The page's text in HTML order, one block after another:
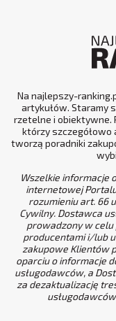
Na najlepszy-
artykułów. Staramy
rzetelne i obiektywne.
którzy szczegółowo
tworzą poradniki
Wszelkie informacje
internetowej
rozumieniu art. 66
Cywilny. Dostawca
prowadzony w celu
producentami i/lub
zakupowe Klientów
oparciu o informacje
usługodawców, a
za dezaktualizację